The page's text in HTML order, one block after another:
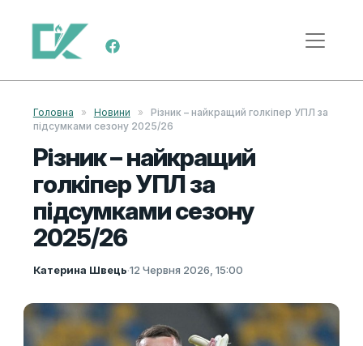
Skip to content
Main Navigation
Головна » Новини »
Різник – найкращий голкіпер УПЛ за
підсумками сезону 2025/26
Різник – найкращий
голкіпер УПЛ за
підсумками сезону
2025/26
Катерина Швець·12 Червня 2026, 15:00